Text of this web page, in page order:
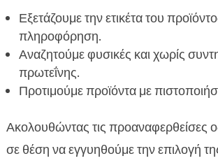
Εξετάζουμε την ετικέτα του
πληροφόρηση.
Αναζητούμε φυσικές και χωρίς
πρωτεΐνης.
Προτιμούμε προϊόντα με
Ακολουθώντας τις προαναφερθείσες
σε θέση να εγγυηθούμε την επιλογή